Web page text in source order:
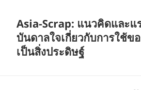
Asia-Scrap: แนวคิดและแ
บันดาลใจเกี่ยวกับการใช้ขอ
เป็นสิ่งประดิษฐ์